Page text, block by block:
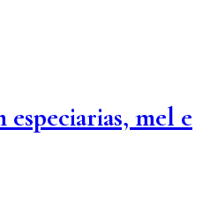
especiarias, mel e